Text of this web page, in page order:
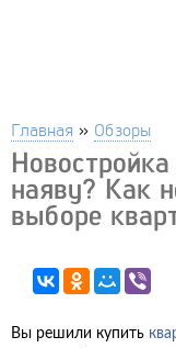
Главная » Обзоры
наяву? Как
выборе
Вы решили купить